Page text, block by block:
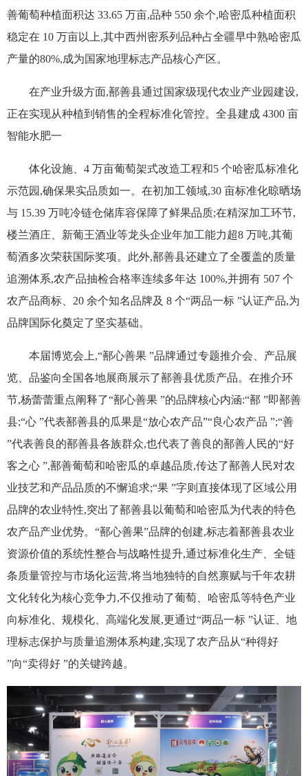
善葡萄种植面积达 33.65 万亩,品种 550 余个,哈密瓜种植面积
稳定在 10 万亩以上,其中西州密系列品种占全疆早中熟哈密瓜
产量的80%,成为国家地理标志产品核心产区。
在产业升级方面,鄯善县通过国家级现代农业产业园建设,
正在实现从种植到销售的全程标准化管控。全县建成 4300 亩
智能水肥一
体化设施、4 万亩葡萄架式改造工程和5 个哈密瓜标准化
示范园,确保果实品质如一。在初加工领域,30 亩标准化晾晒场
与 15.39 万吨冷链仓储库容保障了鲜果品质;在精深加工环节,
楼兰酒庄、新葡王酒业等龙头企业年加工能力超8 万吨,其葡
萄酒多次荣获国际奖项。此外,鄯善县还建立了全覆盖的质量
追溯体系,农产品抽检合格率连续多年达 100%,并拥有 507 个
农产品商标、20 余个知名品牌及 8 个“两品一标 ”认证产品,为
品牌国际化奠定了坚实基础。
本届博览会上,“鄯心善果 ”品牌通过专题推介会、产品展
览、品鉴向全国各地展商展示了鄯善县优质产品。在推介环
节,杨蕾蕾重点阐释了“鄯心善果 ”的品牌核心内涵:“鄯 ”即鄯善
县;“心 ”代表鄯善县的瓜果是“放心农产品”“良心农产品 ”;“善
”代表善良的鄯善县各族群众,也代表了善良的鄯善人民的“好
客之心 ”,鄯善葡萄和哈密瓜的卓越品质,传达了鄯善人民对农
业技艺和产品品质的不懈追求;“果 ”字则直接体现了区域公用
品牌的农业特性,突出了鄯善县以葡萄和哈密瓜为代表的特色
农产品产业优势。“鄯心善果”品牌的创建,标志着鄯善县农业
资源价值的系统性整合与战略性提升,通过标准化生产、全链
条质量管控与市场化运营,将当地独特的自然禀赋与千年农耕
文化转化为核心竞争力,不仅推动了葡萄、哈密瓜等特色产业
向标准化、规模化、高端化发展,更通过“两品一标 ”认证、地
理标志保护与质量追溯体系构建,实现了农产品从“种得好
”向“卖得好 ”的关键跨越。